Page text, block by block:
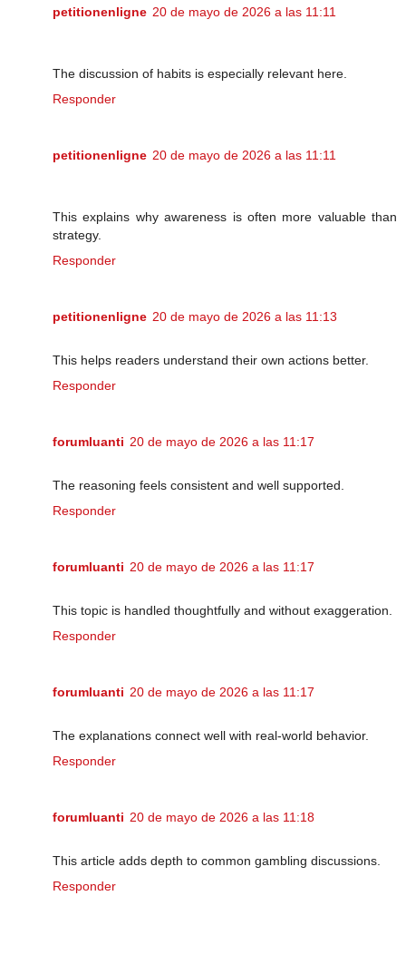
petitionenligne 20 de mayo de 2026 a las 11:11
The discussion of habits is especially relevant here.
Responder
petitionenligne 20 de mayo de 2026 a las 11:11
This explains why awareness is often more valuable than
strategy.
Responder
petitionenligne 20 de mayo de 2026 a las 11:13
This helps readers understand their own actions better.
Responder
forumluanti 20 de mayo de 2026 a las 11:17
The reasoning feels consistent and well supported.
Responder
forumluanti 20 de mayo de 2026 a las 11:17
This topic is handled thoughtfully and without exaggeration.
Responder
forumluanti 20 de mayo de 2026 a las 11:17
The explanations connect well with real-world behavior.
Responder
forumluanti 20 de mayo de 2026 a las 11:18
This article adds depth to common gambling discussions.
Responder